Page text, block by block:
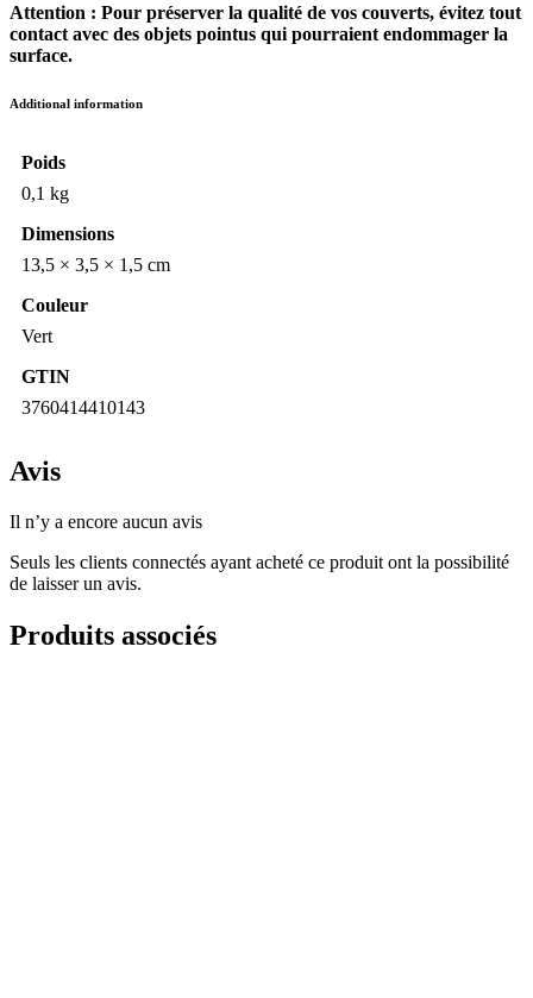
Attention : Pour préserver la qualité de vos couverts, évitez tout
contact avec des objets pointus qui pourraient endommager la
surface.
Additional information
Poids
0,1 kg
Dimensions
13,5 × 3,5 × 1,5 cm
Couleur
Vert
GTIN
3760414410143
Avis
Il n’y a encore aucun avis
Seuls les clients connectés ayant acheté ce produit ont la possibilité
de laisser un avis.
Produits associés